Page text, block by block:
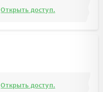
Открыть доступ.
Открыть доступ.